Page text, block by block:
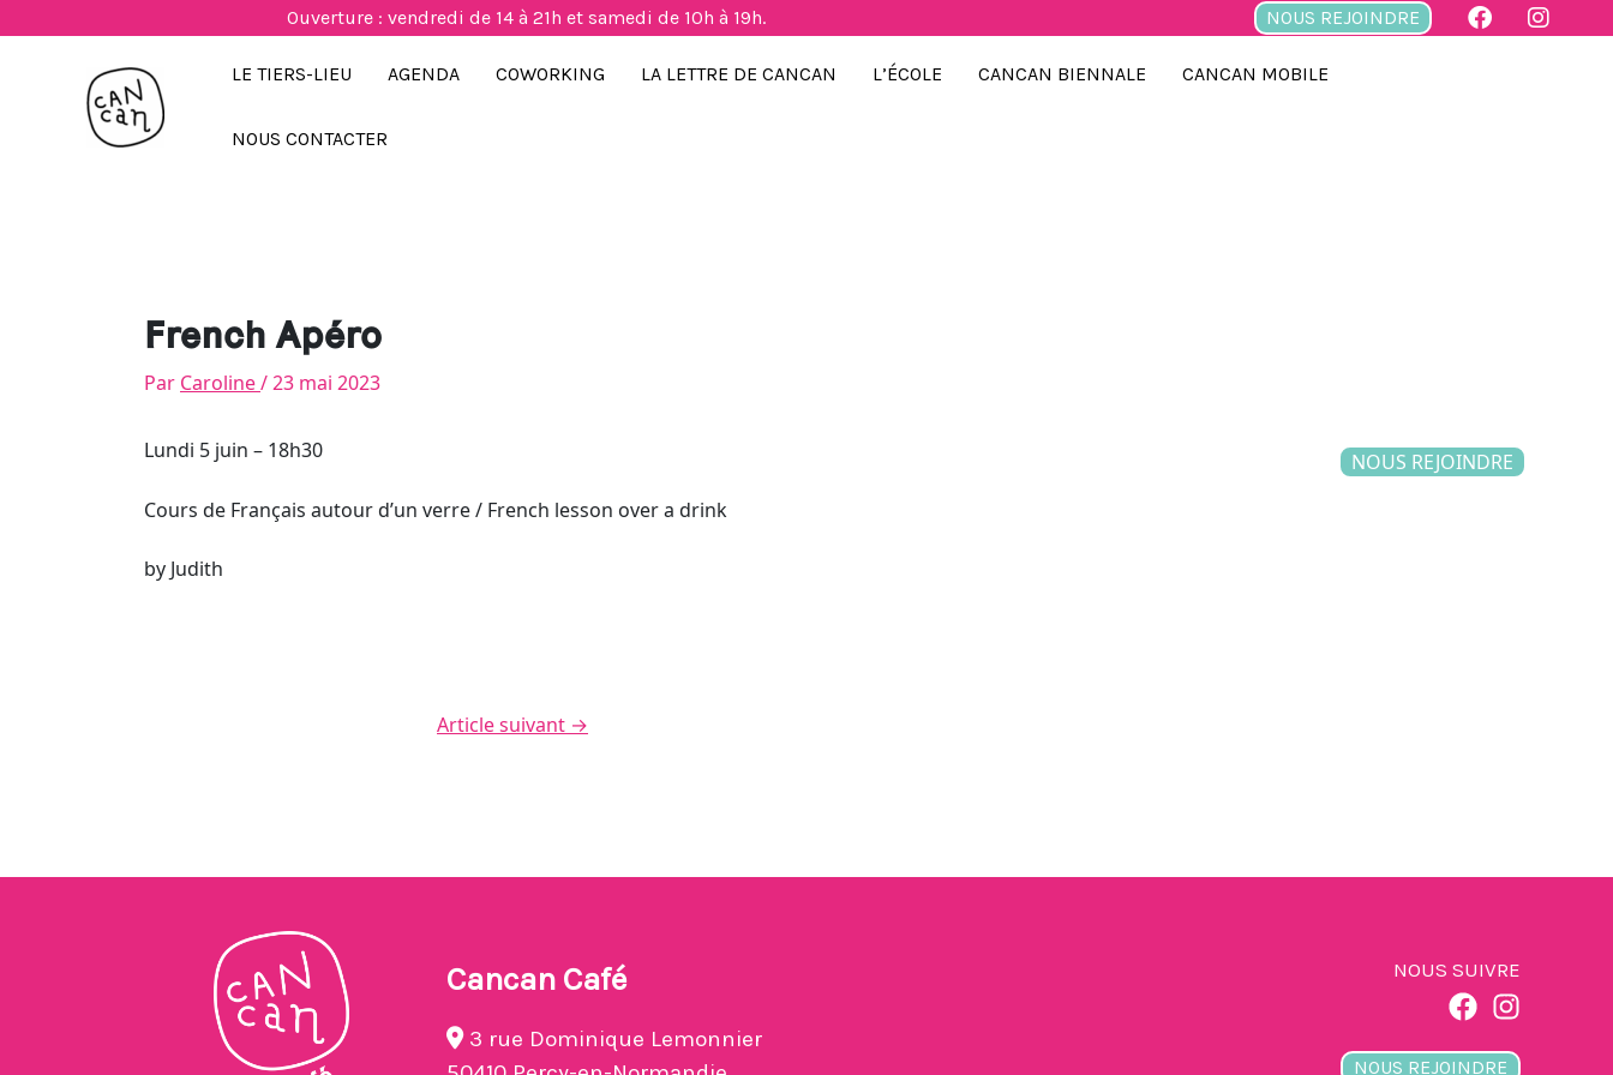
Ouverture : vendredi de 14 à 21h et samedi de 10h à 19h. NOUS REJOINDRE
au
LE TIERS-LIEU AGENDA COWORKING LA LETTRE DE CANCAN L’ÉCOLE CANCAN BIENNALE CANCAN MOBILE
NOUS CONTACTER
French Apéro
Par Caroline/23 mai 2023
Lundi 5 juin – 18h30
Cours de Français autour d’un verre / French lesson over a drink
by Judith
Article suivant →
NOUS REJOINDRE
Cancan Café
3 rue Dominique Lemonnier
NOUS SUIVRE
NOUS REJOINDRE